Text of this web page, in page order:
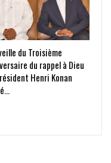
du Troisième
du rappel à Dieu
Henri Konan